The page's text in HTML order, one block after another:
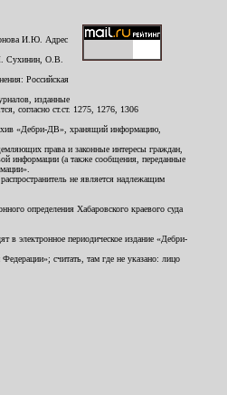
И.Ю. Адрес
Сухинин, О.В.
Российская
изданные
согласно ст.ст. 1275, 1276, 1306
«Дебри-ДВ», хранящий информацию,
права и законные интересы граждан,
информации (а также сообщения, переданные
не является надлежащим
определения Хабаровского краевого суда
в электронное периодическое издание «Дебри-
считать, там где не указано: лицо